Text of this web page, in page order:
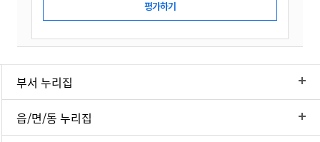
부서 누리집
읍/면/동 누리집